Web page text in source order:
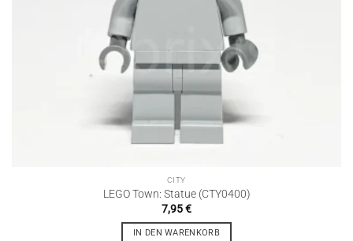
CITY
LEGO Town: Statue (CTY0400)
7,95€
IN DEN WARENKORB